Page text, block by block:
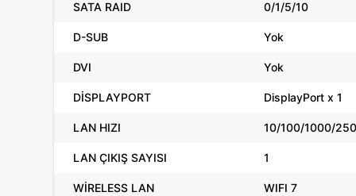
SATA RAID 0/1/5/10
D-SUB Yok
DVI Yok
DİSPLAYPORT DisplayPort x 1
LAN HIZI 10/100/1000/
LAN ÇIKIŞ SAYISI 1
WİRELESS LAN WIFI 7